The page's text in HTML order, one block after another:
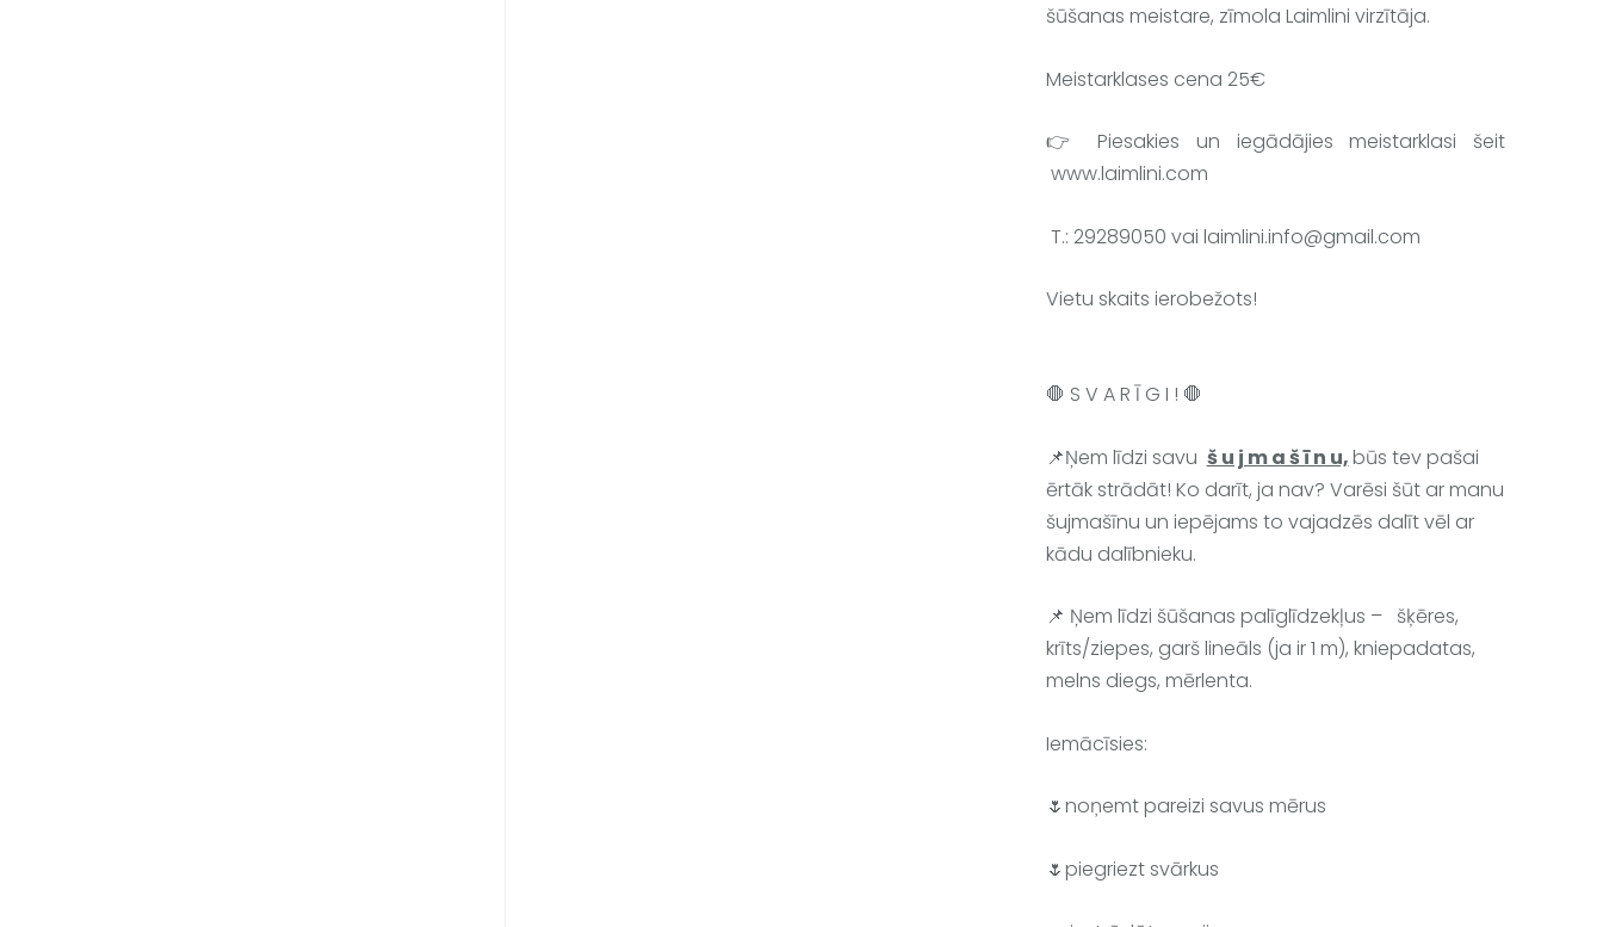
šūšanas meistare, zīmola Laimlini virzītāja.
Meistarklases cena 25€
👉 Piesakies un iegādājies meistarklasi
šeit
www.laimlini.com
T.: 29289050 vai laimlini.info@gmail.com
Vietu skaits ierobežots!
🛑 S V A R Ī G I ! 🛑
📌Ņem līdzi savu š u j m a š ī n u,būs tev pašai
ērtāk strādāt! Ko darīt, ja nav? Varēsi šūt ar manu
šujmašīnu un iepējams to vajadzēs dalīt vēl ar
kādu dalībnieku.
📌 Ņem līdzi šūšanas palīglīdzekļus –   šķēres,
krīts/ziepes, garš lineāls (ja ir 1 m), kniepadatas,
melns diegs, mērlenta.
Iemācīsies:
🌷noņemt pareizi savus mērus
🌷piegriezt svārkus